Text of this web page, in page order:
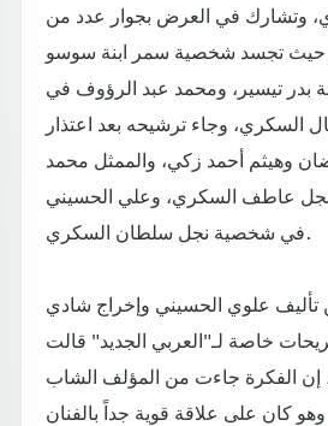
وتشارك في العرض بجوار عدد من
حيث تجسد شخصية سمر ابنة سوسو
بدر تيسير، ومحمد عبد الرؤوف في
وجاء ترشيحه بعد اعتذار
وهيثم أحمد زكي، والممثل محمد
عاطف السكري، وعلي الحسيني
في شخصية نجل سلطان السكري.
علوي الحسيني وإخراج شادي
خاصة لـ"العربي الجديد" قالت
إن الفكرة جاءت من المؤلف الشاب
كان على علاقة قوية جداً بالفنان